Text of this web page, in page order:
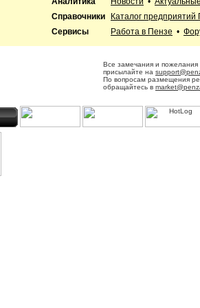
Справочники
Каталог предприятий
Сервисы
Работа в Пензе •
Все замечания и пожелания
присылайте на
По вопросам размещения
обращайтесь в